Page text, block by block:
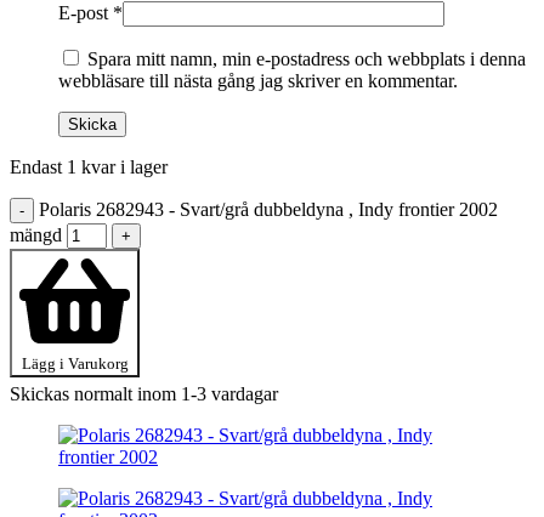
E-post *
Spara mitt namn, min e-postadress och webbplats i denna
webbläsare till nästa gång jag skriver en kommentar.
Endast 1 kvar i lager
-
Polaris 2682943 - Svart/grå dubbeldyna , Indy frontier 2002
mängd
+
Lägg i Varukorg
Skickas normalt inom 1-3 vardagar